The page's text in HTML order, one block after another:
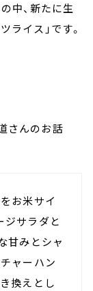
中、新たに生
ライス」です。
さんのお話
お米サイ
ジサラダと
甘みとシャ
ャーハン
換えとし